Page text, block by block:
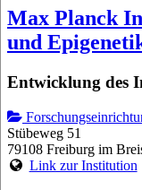
Max Planck
und
Entwicklung des
Stübeweg 51
79108 Freiburg im
Link zur Institution